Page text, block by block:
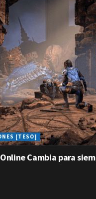
[TESO]
Cambia para